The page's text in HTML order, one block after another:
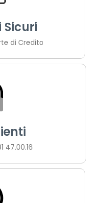
di Credito
47.00.16